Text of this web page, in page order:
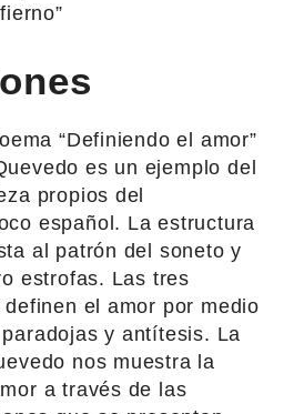
“Definiendo el amor”
es un ejemplo del
propios del
español. La estructura
al patrón del soneto y
estrofas. Las tres
el amor por medio
y antítesis. La
nos muestra la
a través de las